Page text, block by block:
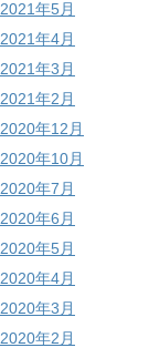
2021年5月
2021年4月
2021年3月
2021年2月
2020年12月
2020年10月
2020年7月
2020年6月
2020年5月
2020年4月
2020年3月
2020年2月